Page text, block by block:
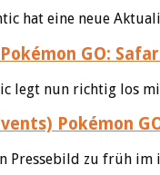
hat eine neue
Pokémon GO:
legt nun richtig los
Pokémon
Pressebild zu früh